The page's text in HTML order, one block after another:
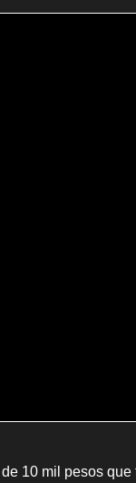
10 mil pesos